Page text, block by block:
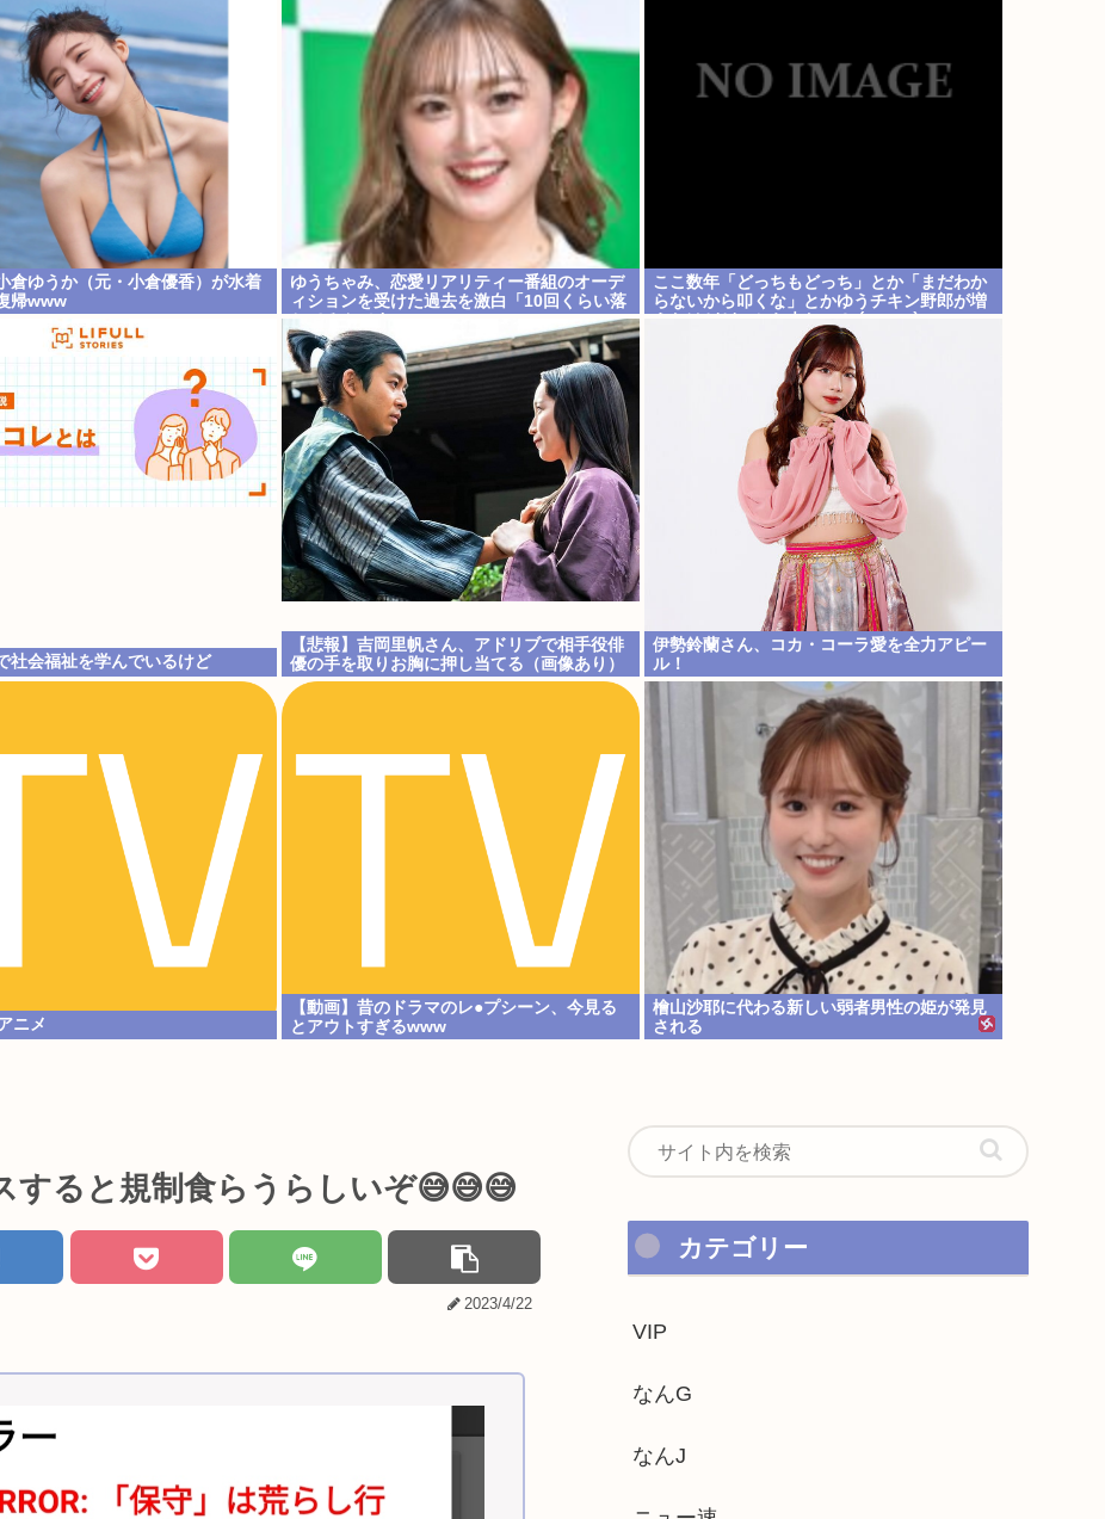
倉ゆうか（元・小倉優香）が水着
帰www
ゆうちゃみ、恋愛リアリティー番組のオーデ
ィションを受けた過去を激白「10回くらい落
ここ数年「どっちもどっち」とか「まだわか
らないから叩くな」とかゆうチキン野郎が増
えたけどどっから来たの？(´・ω・`)
社会福祉を学んでいるけど
【悲報】吉岡里帆さん、アドリブで相手役俳
優の手を取りお胸に押し当てる（画像あり）
伊勢鈴蘭さん、コカ・コーラ愛を全力アピー
ル！
ニメ
【動画】昔のドラマのレ●プシーン、今見る
とアウトすぎるwww
檜山沙耶に代わる新しい弱者男性の姫が発見
される
すると規制食らうらしいぞ😅😅😅
2023/4/22
カテゴリー
VIP
なんG
なんJ